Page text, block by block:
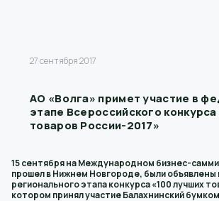
27 сентября 2017
АО «Волга» примет участие в
этапе Всероссийского
товаров России-2017»
15 сентября на Международном бизнес-
прошел в Нижнем Новгороде, были объявлены
регионального этапа конкурса «100 лучших
котором принял участие Балахнинский